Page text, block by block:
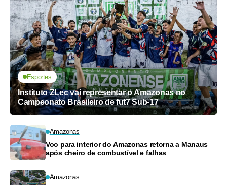
Esportes
Instituto ZLec vai representar o Amazonas no
Campeonato Brasileiro de fut7 Sub-17
Amazonas
Voo para interior do Amazonas retorna a Manaus
após cheiro de combustível e falhas
Amazonas